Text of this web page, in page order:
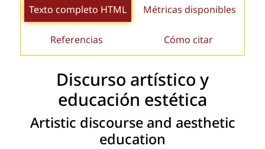
Texto completo HTML Métricas disponibles
Referencias Cómo citar
Discurso artístico y
educación estética
Artistic discourse and aesthetic
education